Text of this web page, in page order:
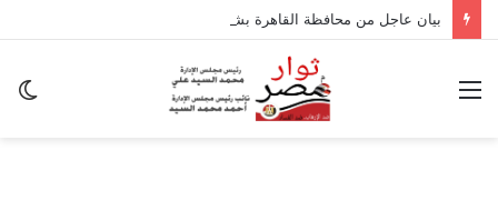
بيان عاجل من محافظة القاهرة بشأن تداعيات الزلزال
القائمة